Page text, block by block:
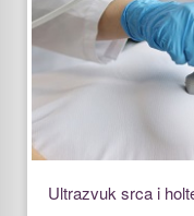
Ultrazvuk srca i